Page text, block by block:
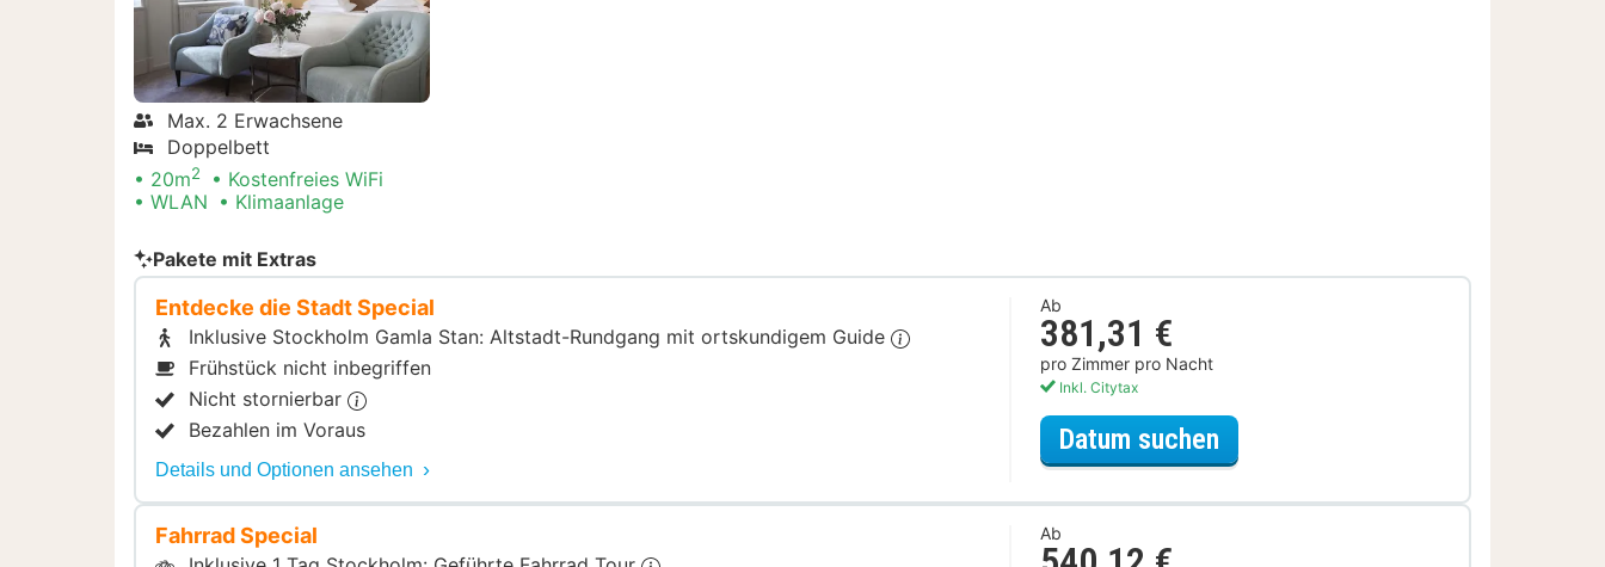
Max. 2 Erwachsene
Doppelbett
20m2
Kostenfreies WiFi
WLAN
Klimaanlage
Pakete mit Extras
Entdecke die Stadt Special
Inklusive Stockholm Gamla Stan: Altstadt-Rundgang mit ortskundigem Guide
Frühstück nicht inbegriffen
Nicht stornierbar
Bezahlen im Voraus
Details und Optionen ansehen
Ab
381,31 €
pro Zimmer pro Nacht
Inkl. Citytax
Datum suchen
Fahrrad Special Ab